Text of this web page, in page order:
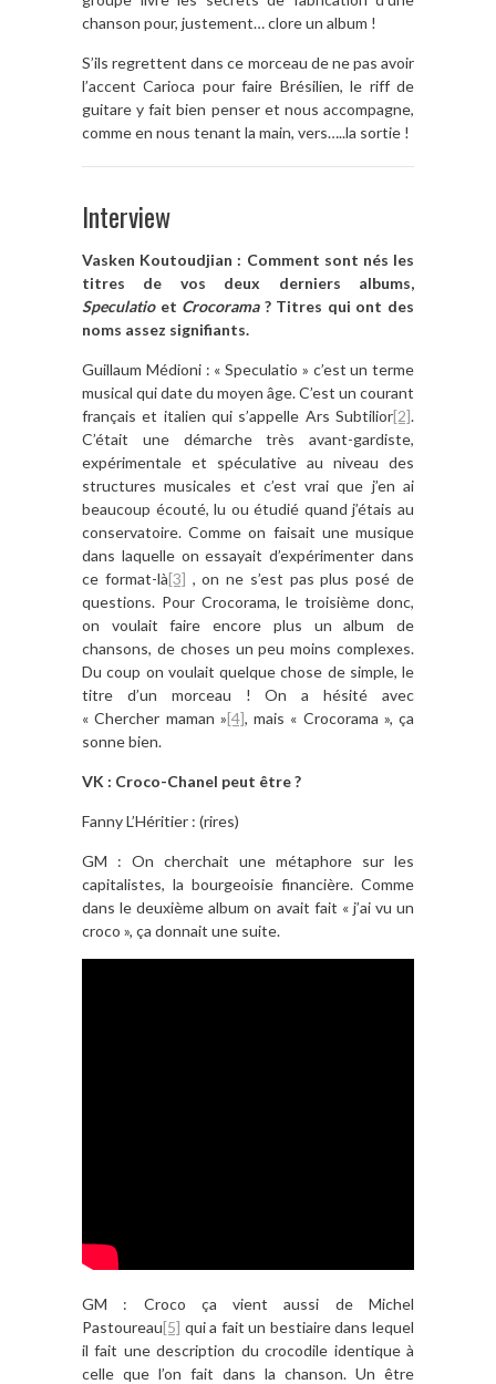
chanson pour, justement… clore un album !
S’ils regrettent dans ce morceau de ne pas avoir
l’accent Carioca pour faire Brésilien, le riff de
guitare y fait bien penser et nous accompagne,
comme en nous tenant la main, vers…..la sortie !
Interview
Vasken Koutoudjian : Comment sont nés les
titres de vos deux derniers albums,
Speculatioet Crocorama? Titres qui ont des
noms assez signifiants.
Guillaum Médioni : « Speculatio » c’est un terme
musical qui date du moyen âge. C’est un courant
français et italien qui s’appelle Ars Subtilior[2].
C’était une démarche très avant-gardiste,
expérimentale et spéculative au niveau des
structures musicales et c’est vrai que j’en ai
beaucoup écouté, lu ou étudié quand j’étais au
conservatoire. Comme on faisait une musique
dans laquelle on essayait d’expérimenter dans
ce format-là[3] , on ne s’est pas plus posé de
questions. Pour Crocorama, le troisième donc,
on voulait faire encore plus un album de
chansons, de choses un peu moins complexes.
Du coup on voulait quelque chose de simple, le
titre d’un morceau ! On a hésité avec
« Chercher maman »[4], mais « Crocorama », ça
sonne bien.
VK : Croco-Chanel peut être ?
Fanny L’Héritier : (rires)
GM : On cherchait une métaphore sur les
capitalistes, la bourgeoisie financière. Comme
dans le deuxième album on avait fait « j’ai vu un
croco », ça donnait une suite.
GM : Croco ça vient aussi de Michel
Pastoureau[5] qui a fait un bestiaire dans lequel
il fait une description du crocodile identique à
celle que l’on fait dans la chanson. Un être